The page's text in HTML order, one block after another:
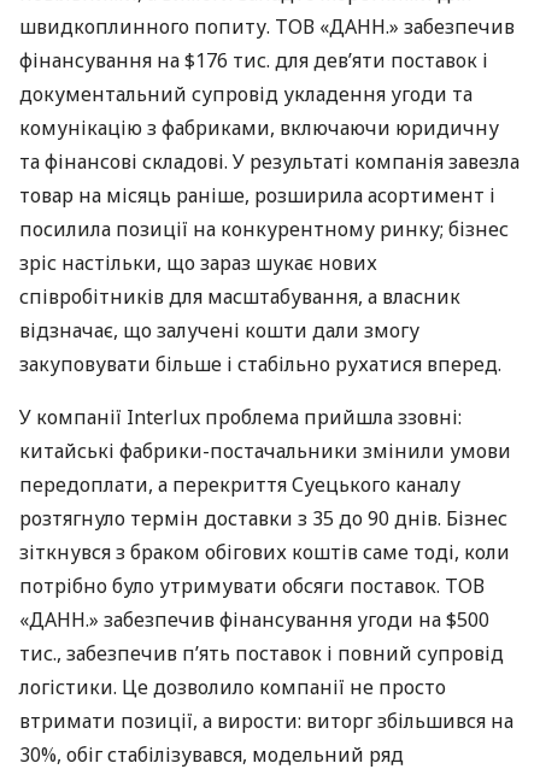
швидкоплинного попиту. ТОВ «ДАНН.» забезпечив
фінансування на $176 тис. для дев’яти поставок і
документальний супровід укладення угоди та
комунікацію з фабриками, включаючи юридичну
та фінансові складові. У результаті компанія завезла
товар на місяць раніше, розширила асортимент і
посилила позиції на конкурентному ринку; бізнес
зріс настільки, що зараз шукає нових
співробітників для масштабування, а власник
відзначає, що залучені кошти дали змогу
закуповувати більше і стабільно рухатися вперед.
У компанії Interlux проблема прийшла ззовні:
китайські фабрики-постачальники змінили умови
передоплати, а перекриття Суецького каналу
розтягнуло термін доставки з 35 до 90 днів. Бізнес
зіткнувся з браком обігових коштів саме тоді, коли
потрібно було утримувати обсяги поставок. ТОВ
«ДАНН.» забезпечив фінансування угоди на $500
тис., забезпечив п’ять поставок і повний супровід
логістики. Це дозволило компанії не просто
втримати позиції, а вирости: виторг збільшився на
30%, обіг стабілізувався, модельний ряд